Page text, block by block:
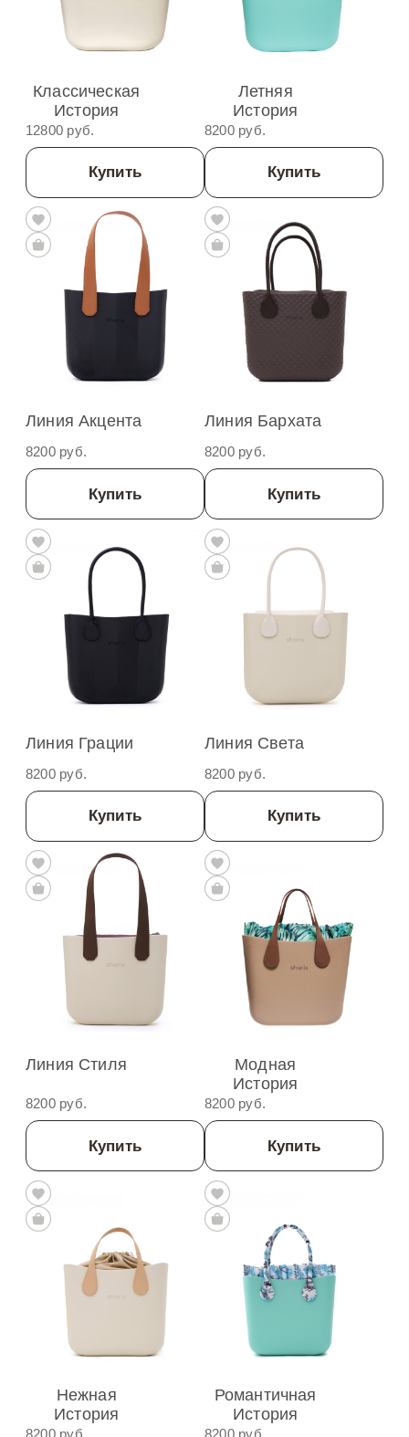
Классическая
История
12800 руб.
Купить
Летняя
История
8200 руб.
Купить
Линия Акцента
8200 руб.
Купить
Линия Бархата
8200 руб.
Купить
Линия Грации
8200 руб.
Купить
Линия Света
8200 руб.
Купить
Линия Стиля
8200 руб.
Купить
Модная
История
8200 руб.
Купить
Нежная
История
8200 руб.
Романтичная
История
8200 руб.